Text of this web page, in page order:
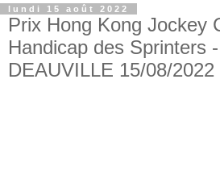
lundi 15 août 2022
Prix Hong Kong Jockey
Handicap des Sprinters
DEAUVILLE 15/08/2022